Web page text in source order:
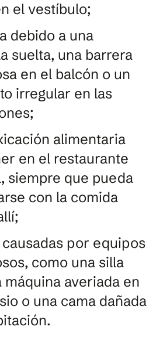
el vestíbulo;
debido a una
suelta, una barrera
en el balcón o un
irregular en las
alimentaria
en el restaurante
siempre que pueda
con la comida
por equipos
como una silla
máquina averiada en
o una cama dañada